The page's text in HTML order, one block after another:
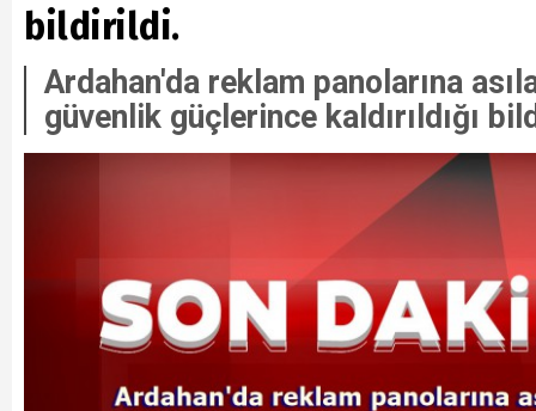
bildirildi.
Ardahan'da reklam panolarına
güvenlik güçlerince kaldırıldığı